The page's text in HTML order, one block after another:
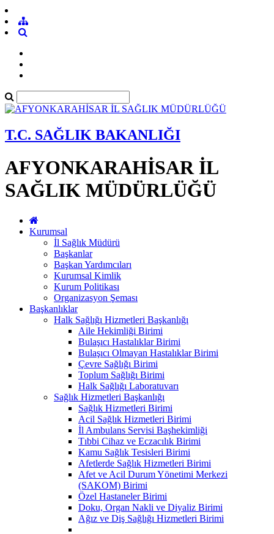
T.C. SAĞLIK BAKANLIĞI
AFYONKARAHİSAR İL
SAĞLIK MÜDÜRLÜĞÜ
Kurumsal
İl Sağlık Müdürü
Başkanlar
Başkan Yardımcıları
Kurumsal Kimlik
Kurum Politikası
Organizasyon Şeması
Başkanlıklar
Halk Sağlığı Hizmetleri Başkanlığı
Aile Hekimliği Birimi
Bulaşıcı Hastalıklar Birimi
Bulaşıcı Olmayan Hastalıklar Birimi
Çevre Sağlığı Birimi
Toplum Sağlığı Birimi
Halk Sağlığı Laboratuvarı
Sağlık Hizmetleri Başkanlığı
Sağlık Hizmetleri Birimi
Acil Sağlık Hizmetleri Birimi
İl Ambulans Servisi Başhekimliği
Tıbbi Cihaz ve Eczacılık Birimi
Kamu Sağlık Tesisleri Birimi
Afetlerde Sağlık Hizmetleri Birimi
Afet ve Acil Durum Yönetimi Merkezi
(SAKOM) Birimi
Özel Hastaneler Birimi
Doku, Organ Nakli ve Diyaliz Birimi
Ağız ve Diş Sağlığı Hizmetleri Birimi